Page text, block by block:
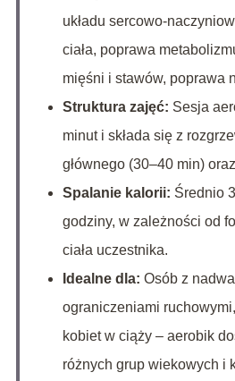
układu sercowo-
ciała, poprawa
mięśni i stawów, poprawa
Struktura zajęć: Sesja
minut i składa się z
głównego (30–40 min)
Spalanie kalorii: Średnio
godziny, w zależności od
ciała uczestnika.
Idealne dla: Osób z
ograniczeniami
kobiet w ciąży – aerobik
różnych grup wiekowych i